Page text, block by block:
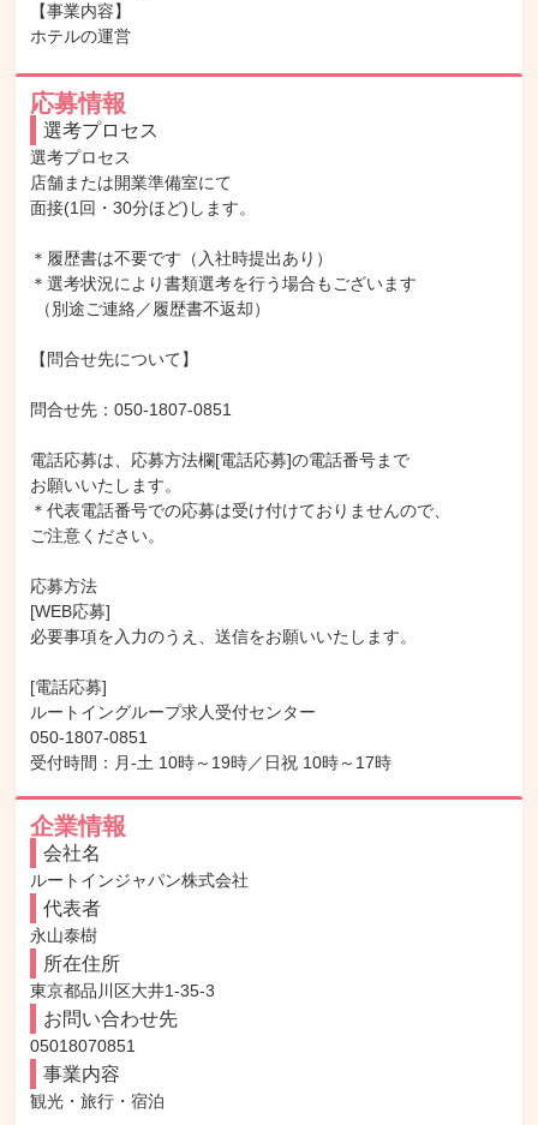
【事業内容】
ホテルの運営
応募情報
選考プロセス
選考プロセス
店舗または開業準備室にて
面接(1回・30分ほど)します。
＊履歴書は不要です（入社時提出あり）
＊選考状況により書類選考を行う場合もございます
【問合せ先について】
問合せ先：050-1807-0851
電話応募は、応募方法欄[電話応募]の電話番号まで
お願いいたします。
＊代表電話番号での応募は受け付けておりませんので、
ご注意ください。
応募方法
[WEB応募]
必要事項を入力のうえ、送信をお願いいたします。
[電話応募]
ルートイングループ求人受付センター
050-1807-0851
受付時間：月-土 10時～19時／日祝 10時～17時
企業情報
会社名
ルートインジャパン株式会社
代表者
永山泰樹
所在住所
東京都品川区大井1-35-3
お問い合わせ先
05018070851
事業内容
観光・旅行・宿泊